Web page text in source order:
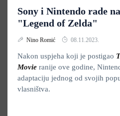
Sony i Nintendo rade
"Legend of Zelda"
Nino Romić 08.11.2023.
Nakon uspjeha koji je postigao
Movie ranije ove godine,
adaptaciju jednog od svojih
vlasništva.